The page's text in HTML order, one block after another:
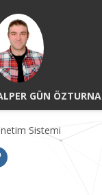
GÜN ÖZTURNA
Sistemi